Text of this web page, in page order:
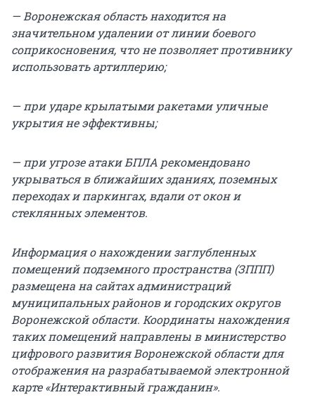
— Воронежская область находится на
значительном удалении от линии боевого
соприкосновения, что не позволяет противнику
использовать артиллерию;
— при ударе крылатыми ракетами уличные
укрытия не эффективны;
— при угрозе атаки БПЛА рекомендовано
укрываться в ближайших зданиях, поземных
переходах и паркингах, вдали от окон и
стеклянных элементов.
Информация о нахождении заглубленных
помещений подземного пространства (ЗППП)
размещена на сайтах администраций
муниципальных районов и городских округов
Воронежской области. Координаты нахождения
таких помещений направлены в министерство
цифрового развития Воронежской области для
отображения на разрабатываемой электронной
карте «Интерактивный гражданин».